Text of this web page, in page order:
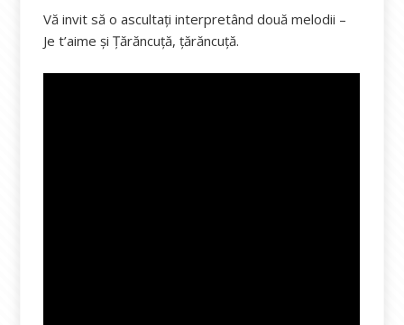
Vă invit să o ascultați interpretând două melodii –
Je t’aime și Țărăncuță, țărăncuță.